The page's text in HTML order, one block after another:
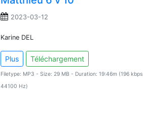
2023-03-12
Karine DEL
Plus Téléchargement
Filetype: MP3 - Size: 29 MB - Duration: 19:46m (196 kbps
44100 Hz)